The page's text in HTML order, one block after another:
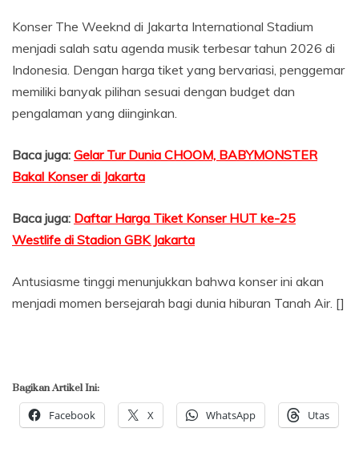
Konser The Weeknd di Jakarta International Stadium
menjadi salah satu agenda musik terbesar tahun 2026 di
Indonesia. Dengan harga tiket yang bervariasi, penggemar
memiliki banyak pilihan sesuai dengan budget dan
pengalaman yang diinginkan.
Baca juga: Gelar Tur Dunia CHOOM, BABYMONSTER
Bakal Konser di Jakarta
Baca juga: Daftar Harga Tiket Konser HUT ke-25
Westlife di Stadion GBK Jakarta
Antusiasme tinggi menunjukkan bahwa konser ini akan
menjadi momen bersejarah bagi dunia hiburan Tanah Air. []
Bagikan Artikel Ini:
Facebook X WhatsApp Utas